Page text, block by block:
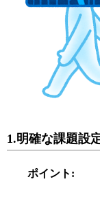
1.明確な課題設
ポイント :